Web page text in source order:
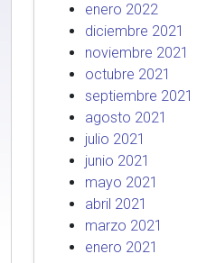
enero 2022
diciembre 2021
noviembre 2021
octubre 2021
septiembre 2021
agosto 2021
julio 2021
junio 2021
mayo 2021
abril 2021
marzo 2021
enero 2021